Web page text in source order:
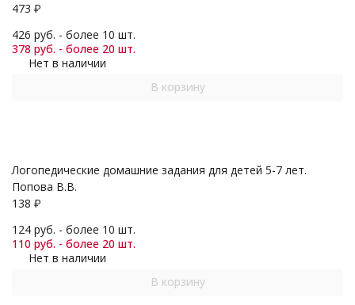
473 ₽
426 руб. - более 10 шт.
378 руб. - более 20 шт.
Нет в наличии
В корзину
Логопедические домашние задания для детей 5-7 лет.
Попова В.В.
138 ₽
124 руб. - более 10 шт.
110 руб. - более 20 шт.
Нет в наличии
В корзину